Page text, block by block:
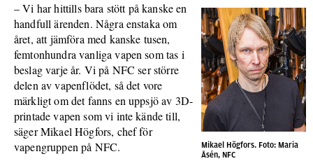
Mikael Högfors. Foto: Maria
Åsén, NFC
– Vi har hittills bara stött på kanske en
handfull ärenden. Några enstaka om
året, att jämföra med kanske tusen,
femtonhundra vanliga vapen som tas i
beslag varje år. Vi på NFC ser större
delen av vapenflödet, så det vore
märkligt om det fanns en uppsjö av 3D-
printade vapen som vi inte kände till,
säger Mikael Högfors, chef för
vapengruppen på NFC.